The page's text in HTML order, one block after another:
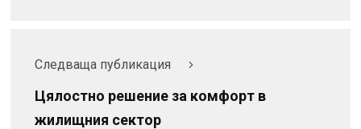
Следваща публикация
Цялостно решение за комфорт в
жилищния сектор